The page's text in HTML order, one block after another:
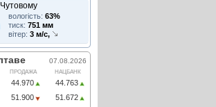
Чутовому
вологість: 63%
тиск: 751 мм
вітер: 3 м/с,